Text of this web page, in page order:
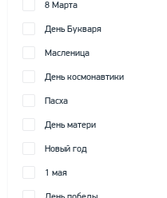
8 Марта
День Букваря
Масленица
День космонавтики
Пасха
День матери
Новый год
1 мая